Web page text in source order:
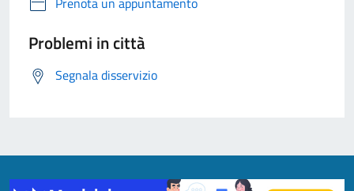
Problemi in città
Segnala disservizio